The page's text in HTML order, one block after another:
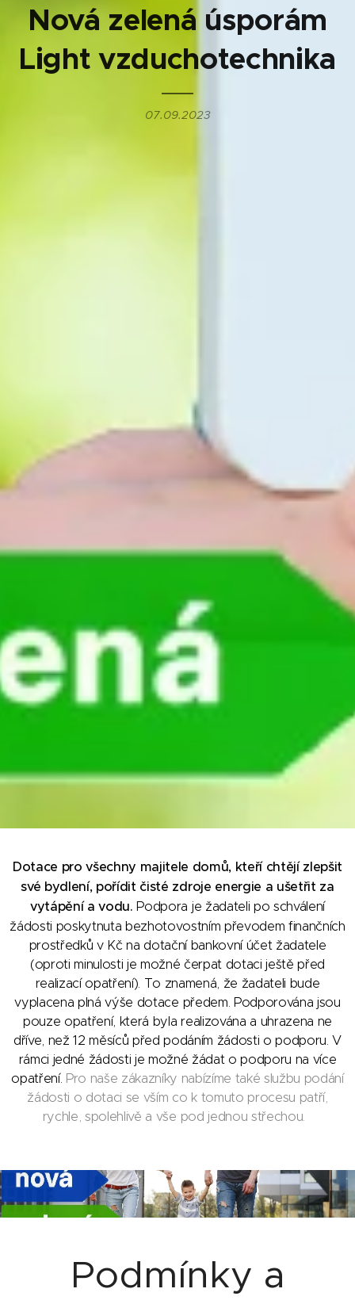
Nová zelená úsporám
Light vzduchotechnika
07.09.2023
Dotace pro všechny majitele domů, kteří chtějí zlepšit
své bydlení, pořídit čisté zdroje energie a ušetřit za
vytápění a vodu.Podpora je žadateli po schválení
žádosti poskytnuta bezhotovostním převodem finančních
prostředků v Kč na dotační bankovní účet žadatele
(oproti minulosti je možné čerpat dotaci ještě před
realizací opatření). To znamená, že žadateli bude
vyplacena plná výše dotace předem. Podporována jsou
pouze opatření, která byla realizována a uhrazena ne
dříve, než 12 měsíců před podáním žádosti o podporu. V
rámci jedné žádosti je možné žádat o podporu na více
opatření. Pro naše zákazníky nabízíme také službu podání
žádosti o dotaci se vším co k tomuto procesu patří,
rychle, spolehlivě a vše pod jednou střechou.
Podmínky a